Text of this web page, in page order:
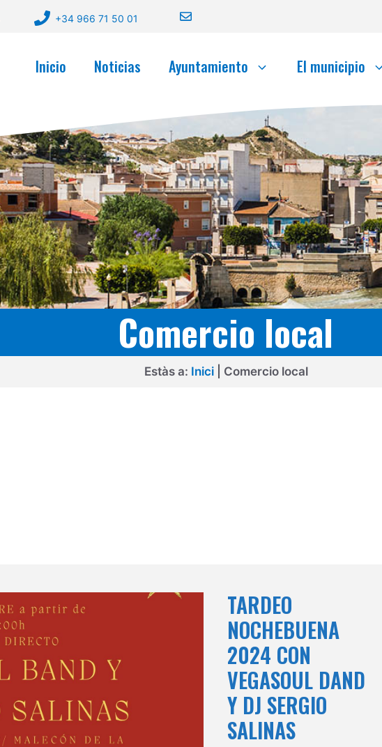
+34 966 71 50 01
Inicio Noticias Ayuntamiento El municipio
Comercio local
Estàs a: Inici| Comercio local
TARDEO
NOCHEBUENA
2024 CON
VEGASOUL DAND
Y DJ SERGIO
SALINAS